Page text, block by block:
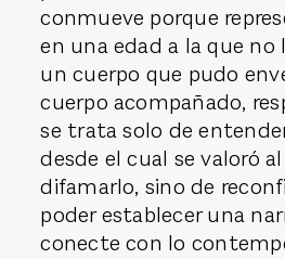
conmueve porque
en una edad a la que no
un cuerpo que pudo
cuerpo acompañado,
se trata solo de
desde el cual se valoró
difamarlo, sino de
poder establecer una
conecte con lo